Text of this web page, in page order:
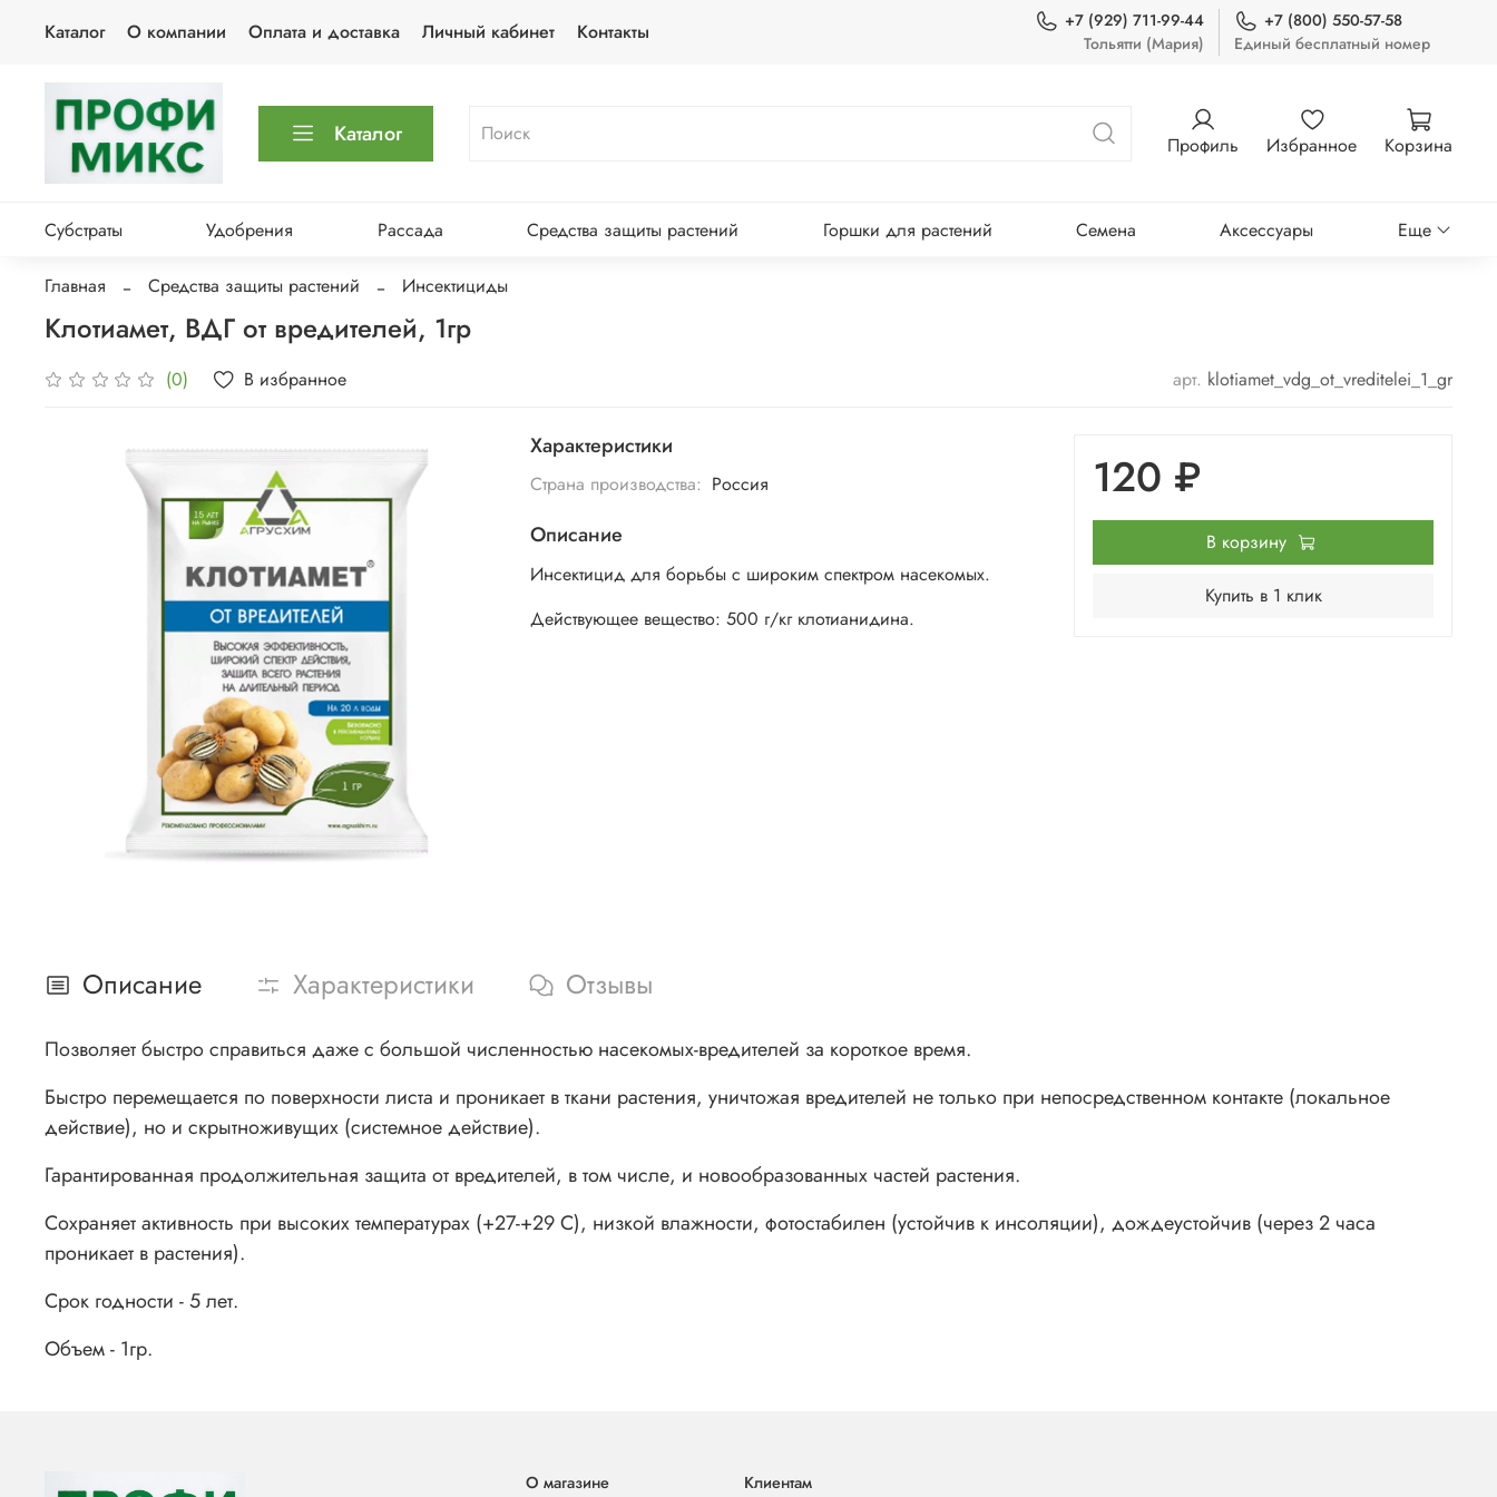
Каталог О компании Оплата и доставка Личный кабинет Контакты
+7 (929) 711-99-44
Тольятти (Мария)
+7 (800) 550-57-58
Единый бесплатный номер
Каталог Профиль Избранное Корзина
Субстраты Удобрения Рассада Средства защиты растений Горшки для растений Семена Аксессуары Еще
Главная Средства защиты растений Инсектициды
Клотиамет, ВДГ от вредителей, 1гр
(0) В избранное арт. klotiamet_vdg_ot_vreditelei_1_gr
Характеристики
Страна производства: Россия
Описание
Инсектицид для борьбы с широким спектром насекомых.
Действующее вещество: 500 г/кг клотианидина.
120 ₽
В корзину
Купить в 1 клик
Описание Характеристики Отзывы
Позволяет быстро справиться даже с большой численностью насекомых-вредителей за короткое время.
Быстро перемещается по поверхности листа и проникает в ткани растения, уничтожая вредителей не только при непосредственном контакте (локальное
действие), но и скрытноживущих (системное действие).
Гарантированная продолжительная защита от вредителей, в том числе, и новообразованных частей растения.
Сохраняет активность при высоких температурах (+27-+29 С), низкой влажности, фотостабилен (устойчив к инсоляции), дождеустойчив (через 2 часа
проникает в растения).
Срок годности - 5 лет.
Объем - 1гр.
О магазине Клиентам